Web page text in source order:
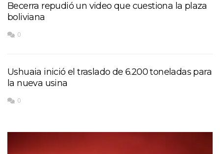
Becerra repudió un video que cuestiona la plaza
boliviana
0
Ushuaia inició el traslado de 6.200 toneladas para
la nueva usina
0